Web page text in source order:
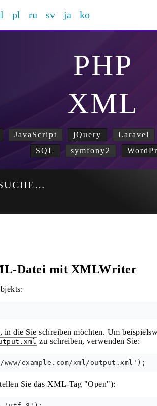
pl ru sv ja ko
PHP
XML
JavaScript jQuery Laravel
SQL
symfony2
Datei mit XMLWriter
die Sie schreiben möchten. Um
zu schreiben, verwenden Sie:
Sie das XML-Tag "Open"):